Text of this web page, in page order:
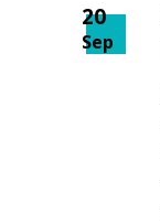
20
Sep